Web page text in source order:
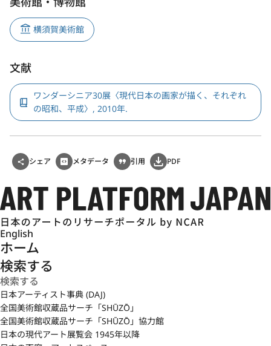
横須賀美術館
文献
ワンダーシニア30展〈現代日本の画家が描く、それぞれ
の昭和、平成〉, 2010年.
シェア メタデータ 引用 PDF
English
ホーム
検索する
日本アーティスト事典 (DAJ)
全国美術館収蔵品サーチ「SHŪZŌ」
全国美術館収蔵品サーチ「SHŪZŌ」協力館
日本の現代アート展覧会 1945年以降